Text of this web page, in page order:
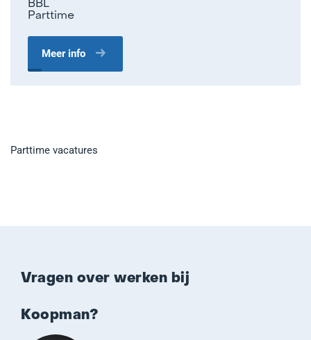
BBL
Parttime
Meer info
Parttime vacatures
Vragen over werken bij
Koopman?